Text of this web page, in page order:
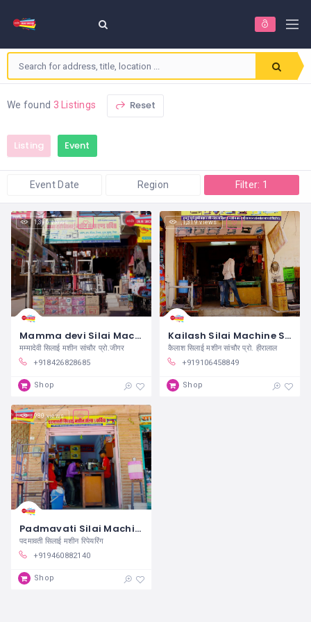
We found 3 Listings Reset
Listing Event
Event Date Region Filter: 1
1,396 views
Mamma devi Silai Machine Sanchore
मम्मादेवी सिलाई मशीन सांचौर प्रो.जीगर
+918426828685
Shop
1,319 views
Kailash Silai Machine Sanchore
कैलाश सिलाई मशीन सांचौर प्रो. हीरालाल
+919106458849
Shop
980 views
Padmavati Silai Machin Repairing Sanchore
पदमावती सिलाई मशीन रिपेयरिंग
+919460882140
Shop